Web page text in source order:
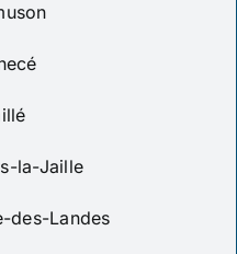
la-Jaille
des-Landes